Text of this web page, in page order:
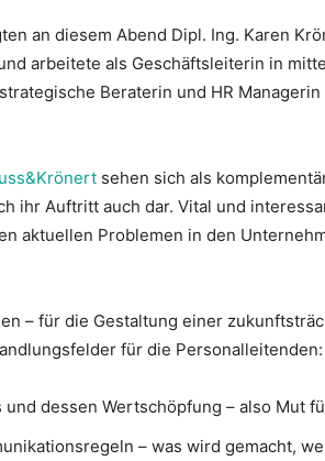
an diesem Abend Dipl. Ing. Karen
arbeitete als Geschäftsleiterin in
Beraterin und HR Managerin
sehen sich als
ihr Auftritt auch dar. Vital und
aktuellen Problemen in den
– für die Gestaltung einer
für die Personalleitenden:
dessen Wertschöpfung – also Mut
– was wird gemacht,